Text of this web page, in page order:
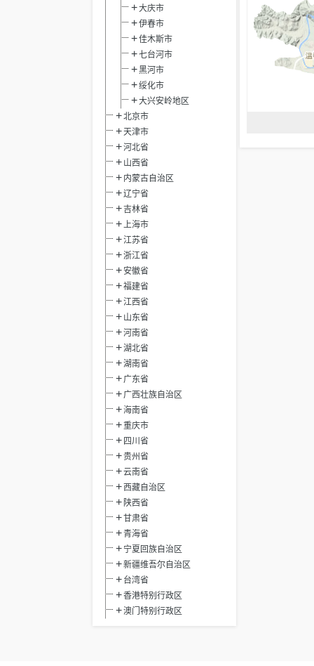
大庆市
伊春市
佳木斯市
七台河市
黑河市
绥化市
大兴安岭地区
北京市
天津市
河北省
山西省
内蒙古自治区
辽宁省
吉林省
上海市
江苏省
浙江省
安徽省
福建省
江西省
山东省
河南省
湖北省
湖南省
广东省
广西壮族自治区
海南省
重庆市
四川省
贵州省
云南省
西藏自治区
陕西省
甘肃省
青海省
宁夏回族自治区
新疆维吾尔自治区
台湾省
香港特别行政区
澳门特别行政区